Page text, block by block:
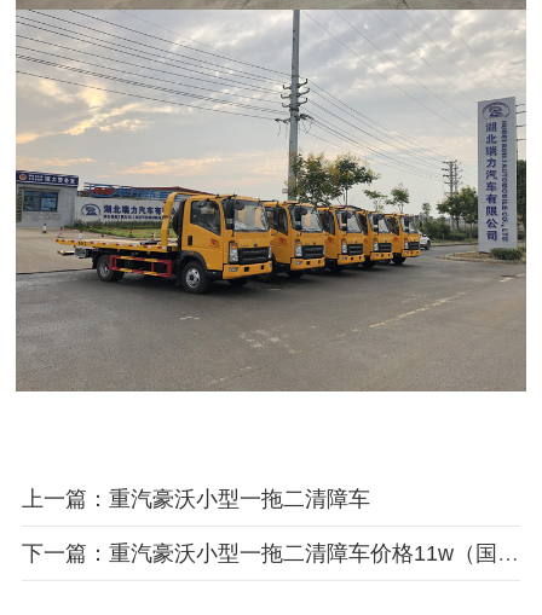
上一篇：重汽豪沃小型一拖二清障车
下一篇：重汽豪沃小型一拖二清障车价格11w（国六）